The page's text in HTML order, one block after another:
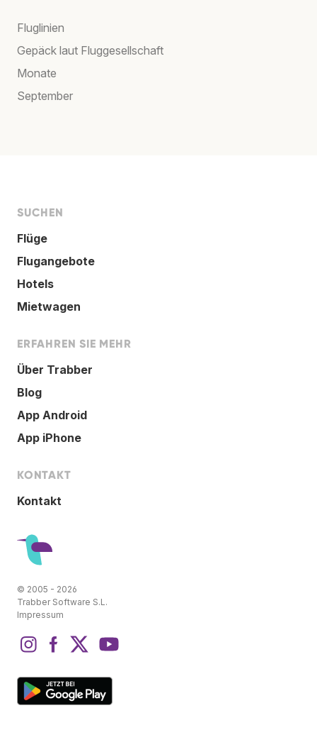
Fluglinien
Gepäck laut Fluggesellschaft
Monate
September
SUCHEN
Flüge
Flugangebote
Hotels
Mietwagen
ERFAHREN SIE MEHR
Über Trabber
Blog
App Android
App iPhone
KONTAKT
Kontakt
© 2005 - 2026
Trabber Software S.L.
Impressum